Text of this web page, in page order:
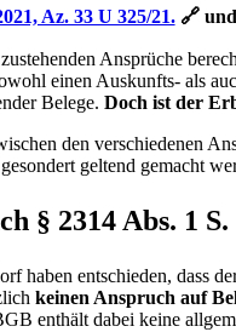
Az. 33 U 325/21. 🔗
Ansprüche
einen Auskunfts- als
Belege. Doch ist der
den verschiedenen
geltend gemacht
§ 2314 Abs. 1
haben entschieden, dass
keinen Anspruch auf
enthält dabei keine